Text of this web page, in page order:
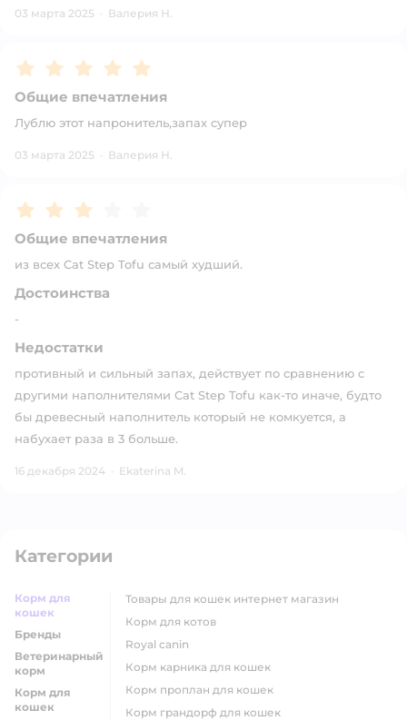
03 марта 2025 · Валерия Н.
Рейтинг:5
Общие впечатления
Лублю этот напронитель,запах супер
03 марта 2025 · Валерия Н.
Рейтинг:3
Общие впечатления
из всех Cat Step Tofu самый худший.
Достоинства
-
Недостатки
противный и сильный запах, действует по сравнению с
другими наполнителями Cat Step Tofu как-то иначе, будто
бы древесный наполнитель который не комкуется, а
набухает раза в 3 больше.
16 декабря 2024 · Ekaterina M.
Категории
Корм для
кошек
Бренды
Ветеринарный
корм
Корм для
кошек
товары для кошек интернет магазин
корм для котов
royal canin
корм карника для кошек
корм проплан для кошек
корм грандорф для кошек